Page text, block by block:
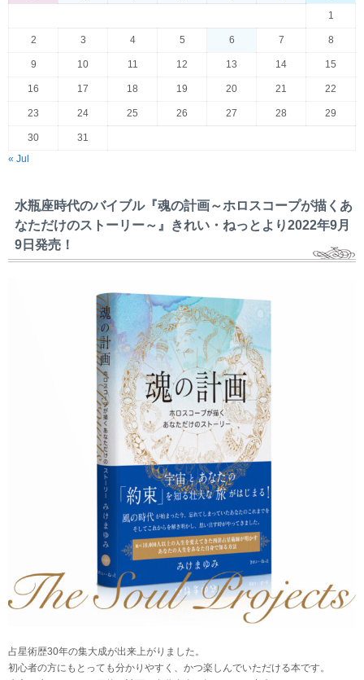
1
2 3 4 5 6 7 8
9 10 11 12 13 14 15
16 17 18 19 20 21 22
23 24 25 26 27 28 29
30
31
« Jul
水瓶座時代のバイブル『魂の計画～ホロスコープが描くあ
なただけのストーリー～』きれい・ねっとより2022年9月
9日発売！
占星術歴30年の集大成が出来上がりました。
初心者の方にもとっても分かりやすく、かつ楽しんでいただける本です。